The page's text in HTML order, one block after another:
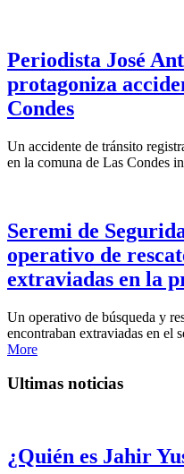
Periodista José
protagoniza
Condes
Un accidente de tránsito
en la comuna de Las Condes
Seremi de
operativo de
extraviadas en la
Un operativo de búsqueda y
encontraban extraviadas en el
More
Ultimas noticias
¿Quién es Jahir